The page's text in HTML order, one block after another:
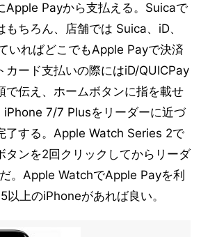
Apple Payから支払える。Suicaで
ちろん、店舗では Suica、iD、
いればどこでもApple Payで決済
カード支払いの際にはiD/QUICPay
で伝え、ホームボタンに指を載せ
iPhone 7/7 Plusをリーダーに近づ
了する。Apple Watch Series 2で
タンを2回クリックしてからリーダ
。Apple WatchでApple Payを利
上のiPhoneがあれば良い。